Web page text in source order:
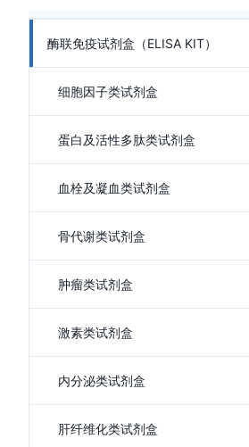
酶联免疫试剂盒（ELISA KIT）
细胞因子类试剂盒
蛋白及活性多肽类试剂盒
血栓及凝血类试剂盒
骨代谢类试剂盒
肿瘤类试剂盒
激素类试剂盒
内分泌类试剂盒
肝纤维化类试剂盒